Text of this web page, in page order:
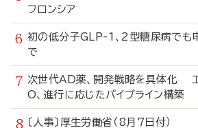
フロンシア
初の低分子GLP-1、2型糖尿病でも
で
次世代AD薬、開発戦略を具体化 エ
O、進行に応じたパイプライン構築
〔人事〕厚生労働省（8月7日付）